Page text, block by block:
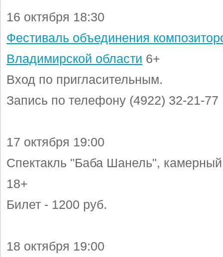
16 октября 18:30
Фестиваль объединения
Владимирской области 6+
Вход по пригласительным.
Запись по телефону (4922) 32-21-77
17 октября 19:00
Спектакль "Баба Шанель",
18+
Билет - 1200 руб.
18 октября 19:00